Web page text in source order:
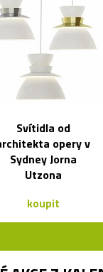
Svítidla od
opery v
Sydney Jorna
Utzona
koupit